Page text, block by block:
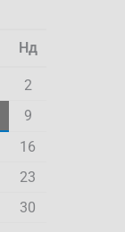
Нд
2
9
16
23
30